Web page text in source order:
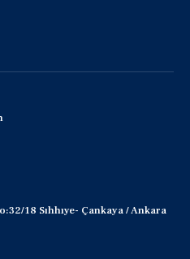
18 Sıhhıye- Çankaya / Ankara